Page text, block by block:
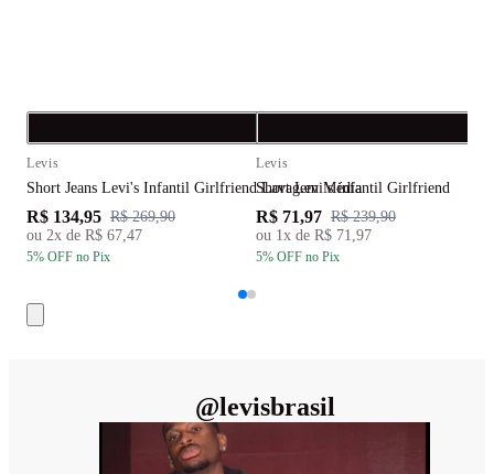
Levis
Short Jeans Levi's Infantil Girlfriend Lavagem Média
R$ 134,95 R$ 269,90
ou 2x de R$ 67,47
5% OFF no Pix
Levis
Short Levi’s infantil Girlfriend
R$ 71,97 R$ 239,90
ou 1x de R$ 71,97
5% OFF no Pix
@levisbrasil